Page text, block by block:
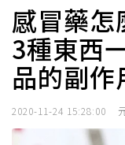
感冒藥怎
3種東西
品的副作
2020-11-24 15:28:00